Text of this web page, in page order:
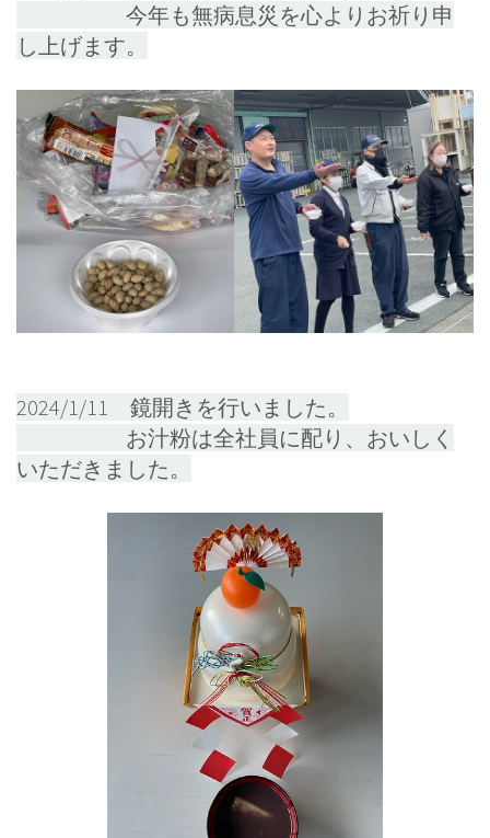
今年も無病息災を心よりお祈り申
し上げます。
2024/1/11 鏡開きを行いました。
お汁粉は全社員に配り、おいしく
いただきました。